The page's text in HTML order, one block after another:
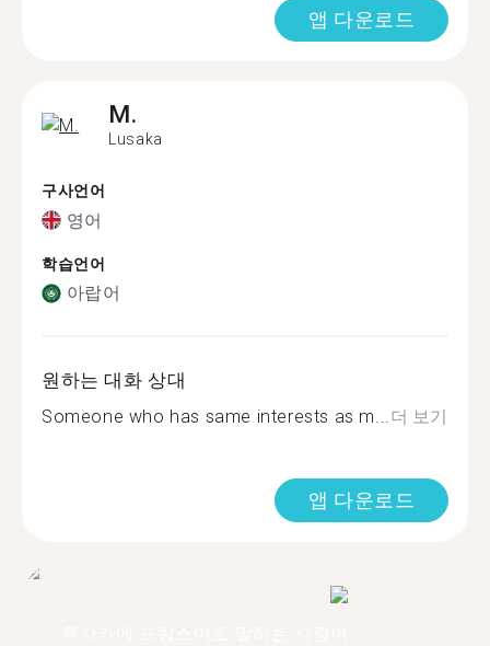
앱 다운로드
M.
Lusaka
구사언어
영어
학습언어
아랍어
원하는 대화 상대
Someone who has same interests as m...더 보기
앱 다운로드